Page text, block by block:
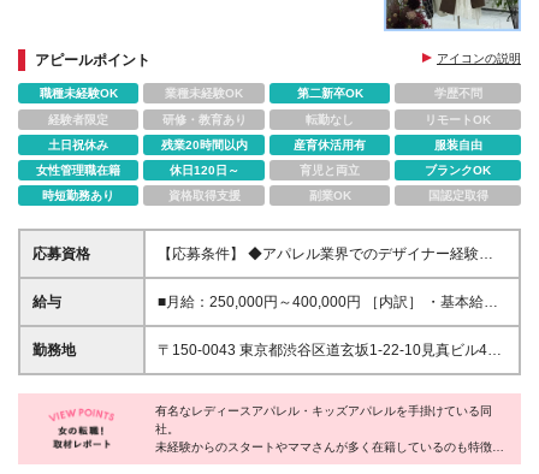
アピールポイント アイコンの説明
職種未経験OK 業種未経験OK 第二新卒OK
学歴不問
経験者限定
研修・教育あり 転勤なし
リモートOK
土日祝休み
残業20時間以内 産育休活用有
服装自由
女性管理職在籍
休日120日～ 育児と両立
ブランクOK
時短勤務あり
資格取得支援 副業OK 国認定取得
応募資格
【応募条件】 ◆アパレル業界でのデザイナー経験者
◆服飾系の学校（専門・大学）を卒業した方 -アシ
スタント採用- ◎求めている人物像◎ ・明るく元気な
ニケーションを取るのが好きな方 ・デザイナーのキ
ャリアを作りたい！成長したい！と意欲のある方
給与
■月給：250,000円～400,000円 ［内訳］ ・基本給：
218,000円～349,000円 ・固定残業代（月20時間
分）：32,000円～51,000円 ※20時間を超える分は
勤務地
〒150-0043 東京都渋谷区道玄坂1-22-10見真ビル4F
［変更の範囲］会社の指定する場所
有名なレディースアパレル・キッズアパレルを手掛けている同
社。
未経験からのスタートやママさんが多く在籍しているのも特徴の
ひとつです。